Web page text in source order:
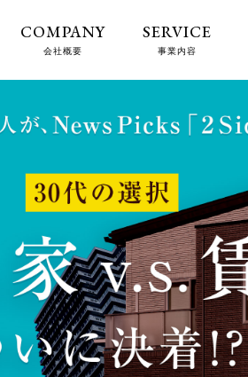
COMPANY
会社概要
SERVICE
事業内容